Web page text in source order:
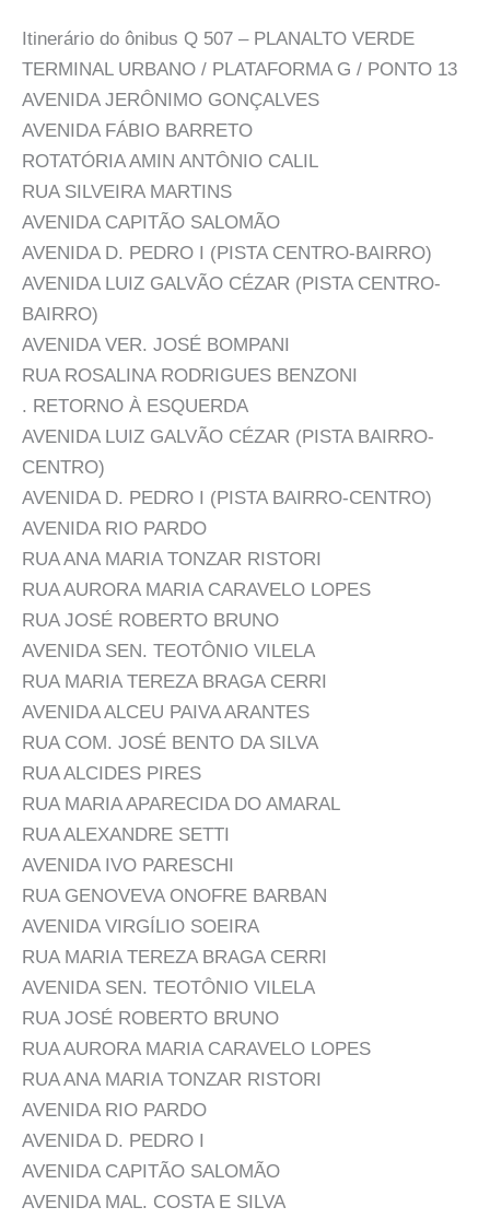
Itinerário do ônibus Q 507 – PLANALTO VERDE
TERMINAL URBANO / PLATAFORMA G / PONTO 13
AVENIDA JERÔNIMO GONÇALVES
AVENIDA FÁBIO BARRETO
ROTATÓRIA AMIN ANTÔNIO CALIL
RUA SILVEIRA MARTINS
AVENIDA CAPITÃO SALOMÃO
AVENIDA D. PEDRO I (PISTA CENTRO-BAIRRO)
AVENIDA LUIZ GALVÃO CÉZAR (PISTA CENTRO-
BAIRRO)
AVENIDA VER. JOSÉ BOMPANI
RUA ROSALINA RODRIGUES BENZONI
. RETORNO À ESQUERDA
AVENIDA LUIZ GALVÃO CÉZAR (PISTA BAIRRO-
CENTRO)
AVENIDA D. PEDRO I (PISTA BAIRRO-CENTRO)
AVENIDA RIO PARDO
RUA ANA MARIA TONZAR RISTORI
RUA AURORA MARIA CARAVELO LOPES
RUA JOSÉ ROBERTO BRUNO
AVENIDA SEN. TEOTÔNIO VILELA
RUA MARIA TEREZA BRAGA CERRI
AVENIDA ALCEU PAIVA ARANTES
RUA COM. JOSÉ BENTO DA SILVA
RUA ALCIDES PIRES
RUA MARIA APARECIDA DO AMARAL
RUA ALEXANDRE SETTI
AVENIDA IVO PARESCHI
RUA GENOVEVA ONOFRE BARBAN
AVENIDA VIRGÍLIO SOEIRA
RUA MARIA TEREZA BRAGA CERRI
AVENIDA SEN. TEOTÔNIO VILELA
RUA JOSÉ ROBERTO BRUNO
RUA AURORA MARIA CARAVELO LOPES
RUA ANA MARIA TONZAR RISTORI
AVENIDA RIO PARDO
AVENIDA D. PEDRO I
AVENIDA CAPITÃO SALOMÃO
AVENIDA MAL. COSTA E SILVA